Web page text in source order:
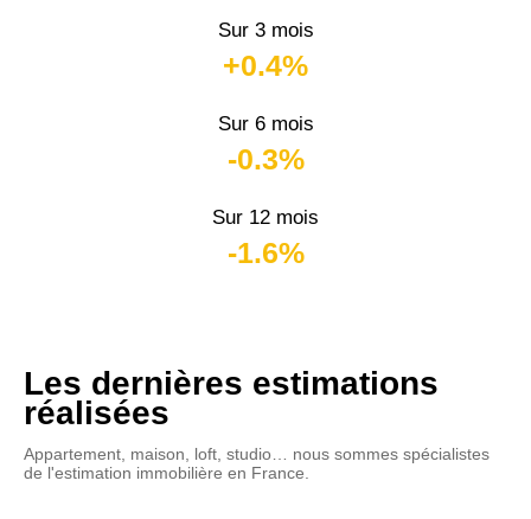
Sur 3 mois
+0.4%
Sur 6 mois
-0.3%
Sur 12 mois
-1.6%
Les dernières estimations
réalisées
Appartement, maison, loft, studio… nous sommes spécialistes
de l'estimation immobilière en France.